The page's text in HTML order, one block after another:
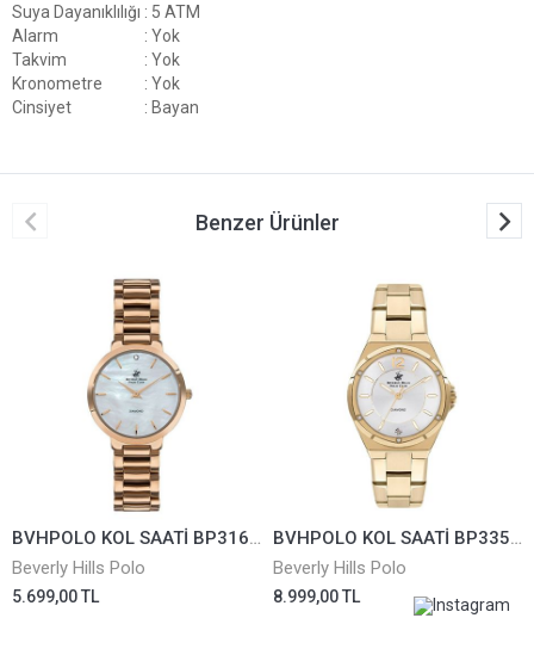
Suya Dayanıklılığı : 5 ATM
Alarm
: Yok
Takvim
: Yok
Kronometre
: Yok
Cinsiyet
: Bayan
Benzer Ürünler
BVHPOLO KOL SAATİ BP3164C.410
Beverly Hills Polo
5.699,00 TL
BVHPOLO KOL SAATİ BP3351X.130
Beverly Hills Polo
8.999,00 TL